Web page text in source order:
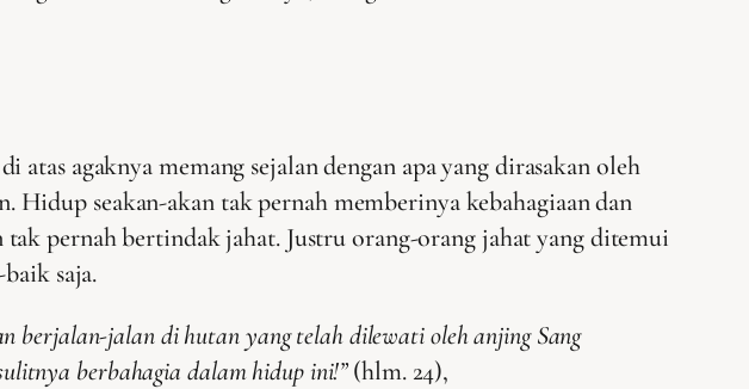
atas agaknya memang sejalan dengan apa yang dirasakan oleh
Hidup seakan-akan tak pernah memberinya kebahagiaan dan
pernah bertindak jahat. Justru orang-orang jahat yang ditemui
saja.
berjalan-jalan di hutan yang telah dilewati oleh anjing Sang
berbahagia dalam hidup ini!”(hlm. 24),